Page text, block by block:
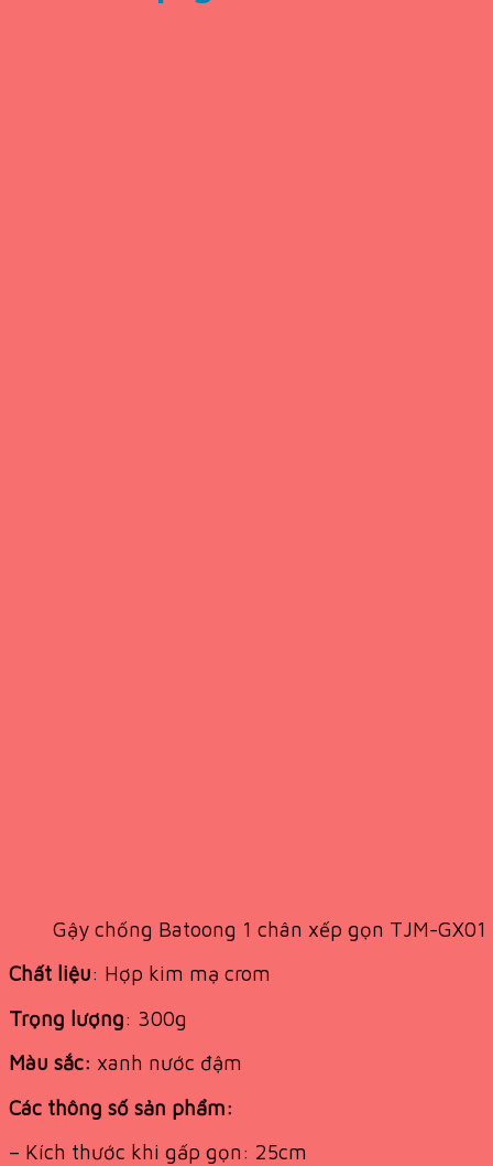
Gậy chống Batoong 1 chân xếp gọn TJM-GX01
Chất liệu: Hợp kim mạ crom
Trọng lượng: 300g
Màu sắc: xanh nước đậm
Các thông số sản phẩm:
– Kích thước khi gấp gọn: 25cm